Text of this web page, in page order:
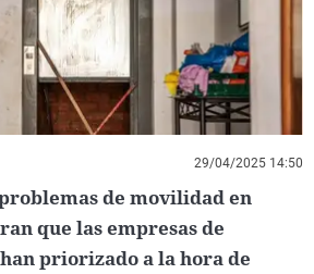
29/04/2025 14:50
de movilidad en
que las empresas de
priorizado a la hora de